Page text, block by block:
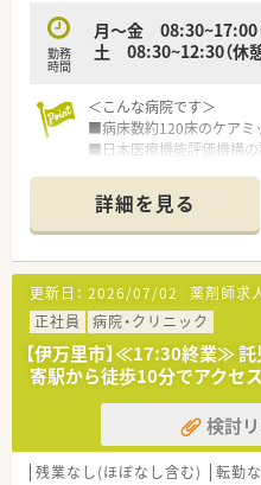
勤務
時間
月～金 08:30~17:00
土 08:30~12:30（休
＜こんな病院です＞
■病床数約120床のケアミ
■日本医療機能評価機構の
す。
＜こんな職場です＞
■腎臓系の認定資格の取得
■残業はほとんどございま
務できます。
■ブランクあり、病院未経
■病棟の加算を今後取得し
＜福利厚生充実＞
■利用可能な託児所があ
■お昼は給食の提供もあり
詳細を見る
更新日： 2026/07/02 薬剤師求
正社員
病院・クリニック
【伊万里市】≪17:30終業≫
寄駅から徒歩10分でアクセ
検討
残業なし(ほぼなし含む) 転勤